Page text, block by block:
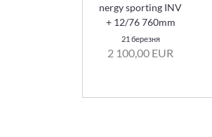
nergy sporting INV
+ 12/76 760mm
21 березня
2 100,00 EUR